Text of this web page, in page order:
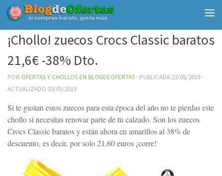
Debajo del contenido
¡Chollo! zuecos Crocs Classic baratos
21,6€ -38% Dto.
POR OFERTAS Y CHOLLOS EN BLOGDEOFERTAS · PUBLICADA 23/05/2019 ·
ACTUALIZADO 23/05/2019
Si te gustan estos zuecos para esta época del año no te pierdas este
chollo si necesitas renovar parte de tu calzado. Son los zuecos
Crocs Classic baratos y están ahora en amarillos al 38% de
descuento, es decir, por solo 21,60 euros ¡corre!